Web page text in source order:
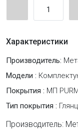
Характеристики
Производитель:
Модели :
Покрытия : МП
Тип покрытия :
Производитель: